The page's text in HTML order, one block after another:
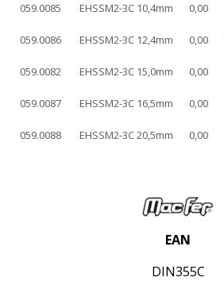
059.0085 EHSSM2-3C 10,4mm 0,00
059.0086 EHSSM2-3C 12,4mm 0,00
059.0082 EHSSM2-3C 15,0mm 0,00
059.0087 EHSSM2-3C 16,5mm 0,00
059.0088 EHSSM2-3C 20,5mm 0,00
EAN
DIN355C